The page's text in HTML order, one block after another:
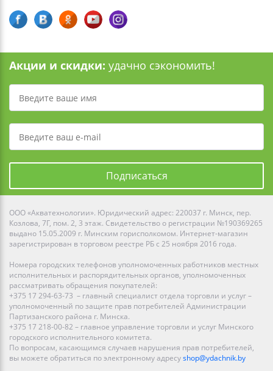
Акции и скидки: удачно сэкономить!
Подписаться
ООО «Акватехнологии». Юридический адрес: 220037 г. Минск, пер.
Козлова, 7Г, пом. 2, 3 этаж. Свидетельство о регистрации №190369265
выдано 15.05.2009 г. Минским горисполкомом. Интернет-магазин
зарегистрирован в торговом реестре РБ с 25 ноября 2016 года.
Номера городских телефонов уполномоченных работников местных
исполнительных и распорядительных органов, уполномоченных
рассматривать обращения покупателей:
+375 17 294-63-73 – главный специалист отдела торговли и услуг –
уполномоченный по защите прав потребителей Администрации
Партизанского района г. Минска.
+375 17 218-00-82 – главное управление торговли и услуг Минского
городского исполнительного комитета.
По вопросам, касающимся случаев нарушения прав потребителей,
вы можете обратиться по электронному адресуshop@ydachnik.by